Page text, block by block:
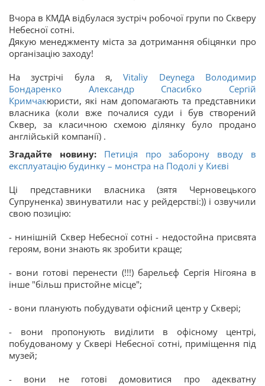
Вчора в КМДА відбулася зустріч робочої групи по Скверу
Небесної сотні.
Дякую менеджменту міста за дотримання обіцянки про
організацію заходу!
На зустрічі була я,Vitaliy Deynega
Володимир
Бондаренко
Александр Спасибко
Сергій
Кримчакюристи, які нам допомагають та представники
власника (коли вже почалися суди і був створений
Сквер, за класичною схемою ділянку було продано
англійській компанії) .
Згадайте новину: Петиція про заборону вводу в
експлуатацію будинку – монстра на Подолі у Києві
Ці представники власника (зятя Черновецького
Супруненка) звинуватили нас у рейдерстві:)) і озвучили
свою позицію:
- нинішній Сквер Небесної сотні - недостойна присвята
героям, вони знають як зробити краще;
- вони готові перенести (!!!) барельєф Сергія Нігояна в
інше "більш пристойне місце";
- вони планують побудувати офісний центр у Сквері;
- вони пропонують виділити в офісному центрі,
побудованому у Сквері Небесної сотні, приміщення під
музей;
- вони не готові домовитися про адекватну